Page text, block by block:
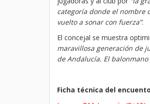
categoría donde el nombre
vuelto a sonar con fuerza”.
El concejal se muestra
maravillosa generación de
de Andalucía. El
Ficha técnica del